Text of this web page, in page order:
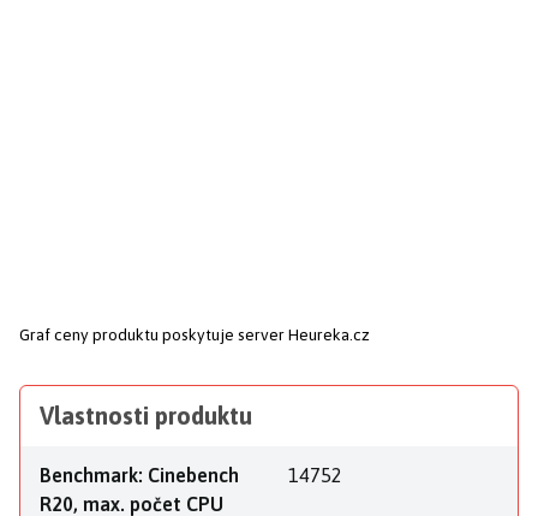
Graf ceny produktu poskytuje server Heureka.cz
Vlastnosti produktu
Benchmark: Cinebench
R20, max. počet CPU
14752